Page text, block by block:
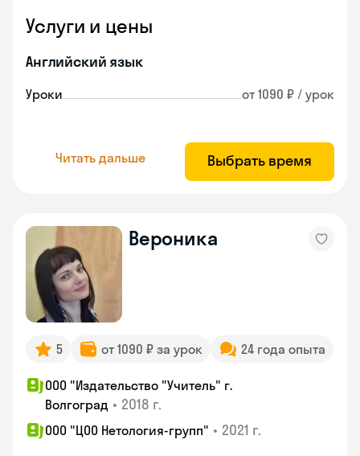
Услуги и цены
Английский язык
Уроки от 1090 ₽ / урок
Читать дальше Выбрать время
Вероника
5 от 1090 ₽ за урок 24 года опыта
ООО "Издательство "Учитель" г.
Волгоград • 2018 г.
ООО "ЦОО Нетология-групп" • 2021 г.